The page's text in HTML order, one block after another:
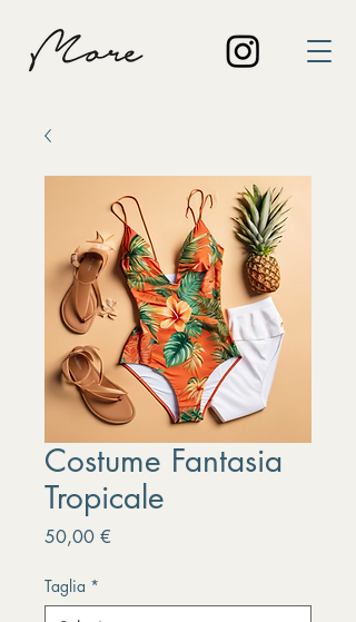
Costume Fantasia
Tropicale
50,00 €
Taglia *